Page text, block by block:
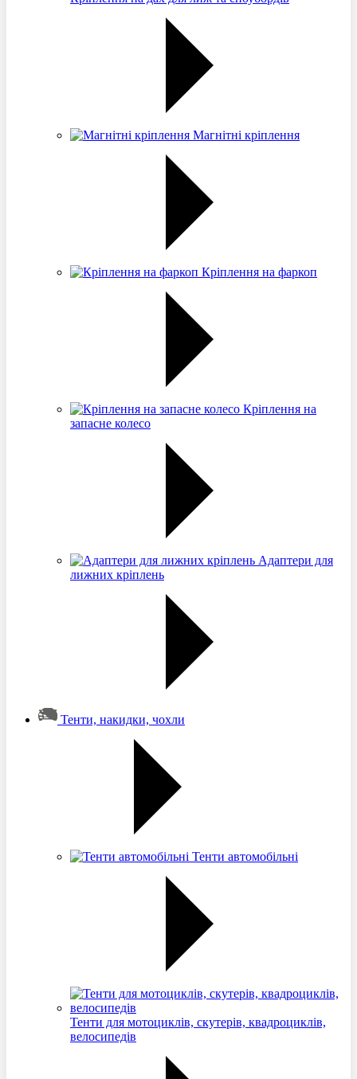
Магнітні кріплення
Кріплення на фаркоп
Кріплення на
запасне колесо
Адаптери для
лижних кріплень
Тенти, накидки, чохли
Тенти автомобільні
Тенти для мотоциклів, скутерів, квадроциклів,
велосипедів